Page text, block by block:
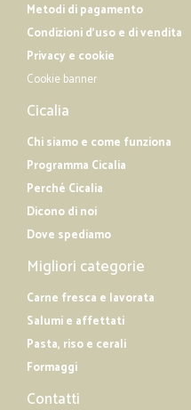
Metodi di pagamento
Condizioni d'uso e di vendita
Privacy e cookie
Cookie banner
Cicalia
Chi siamo e come funziona
Programma Cicalia
Perché Cicalia
Dicono di noi
Dove spediamo
Migliori categorie
Carne fresca e lavorata
Salumi e affettati
Pasta, riso e cerali
Formaggi
Contatti